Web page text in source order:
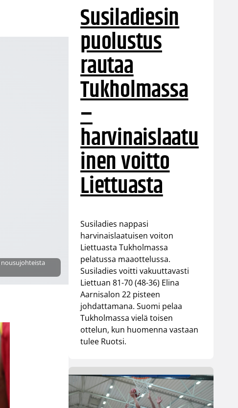
nousujohteista
Susiladiesin
puolustus
rautaa
Tukholmassa
–
harvinaislaatu
inen voitto
Liettuasta
Susiladies nappasi
harvinaislaatuisen voiton
Liettuasta Tukholmassa
pelatussa maaottelussa.
Susiladies voitti vakuuttavasti
Liettuan 81-70 (48-36) Elina
Aarnisalon 22 pisteen
johdattamana. Suomi pelaa
Tukholmassa vielä toisen
ottelun, kun huomenna vastaan
tulee Ruotsi.